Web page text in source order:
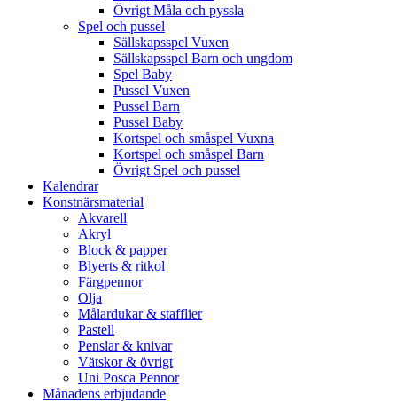
Övrigt Måla och pyssla
Spel och pussel
Sällskapsspel Vuxen
Sällskapsspel Barn och ungdom
Spel Baby
Pussel Vuxen
Pussel Barn
Pussel Baby
Kortspel och småspel Vuxna
Kortspel och småspel Barn
Övrigt Spel och pussel
Kalendrar
Konstnärsmaterial
Akvarell
Akryl
Block & papper
Blyerts & ritkol
Färgpennor
Olja
Målardukar & stafflier
Pastell
Penslar & knivar
Vätskor & övrigt
Uni Posca Pennor
Månadens erbjudande